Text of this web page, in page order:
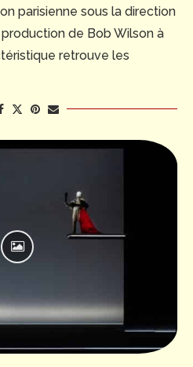
parisienne sous la direction
de Bob Wilson à
retrouve les